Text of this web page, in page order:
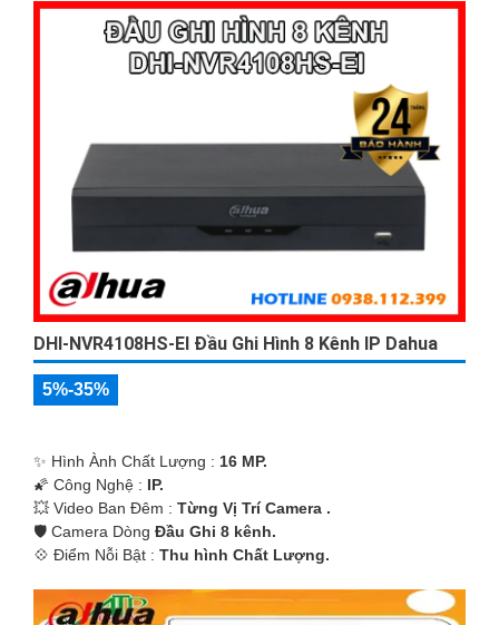
DHI-NVR4108HS-EI Đầu Ghi Hình 8 Kênh IP Dahua
5%-35%
✨ Hình Ành Chất Lượng : 16 MP.
🌠 Công Nghệ : IP.
💥 Video Ban Đêm : Từng Vị Trí Camera .
🛡 Camera Dòng Đầu Ghi 8 kênh.
️💠 Điểm Nỗi Bật : Thu hình Chất Lượng.